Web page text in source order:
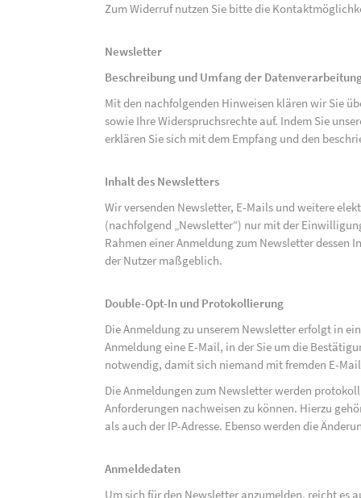
Zum Widerruf nutzen Sie bitte die
Newsletter
Beschreibung und Umfang der
Mit den nachfolgenden Hinweisen klären wir Sie
sowie Ihre Widerspruchsrechte auf. Indem Sie
erklären Sie sich mit dem Empfang und den
Inhalt des Newsletters
Wir versenden Newsletter, E-Mails und weitere
(nachfolgend „Newsletter“) nur mit der
Rahmen einer Anmeldung zum Newsletter
der Nutzer maßgeblich.
Double-Opt-In und Protokollierung
Die Anmeldung zu unserem Newsletter erfolgt in
Anmeldung eine E-Mail, in der Sie um die
notwendig, damit sich niemand mit fremden E-
Die Anmeldungen zum Newsletter werden
Anforderungen nachweisen zu können. Hierzu
als auch der IP-Adresse. Ebenso werden die
Anmeldedaten
Um sich für den Newsletter anzumelden, reicht es